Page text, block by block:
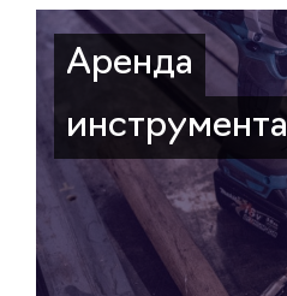
Аренда
инструмента